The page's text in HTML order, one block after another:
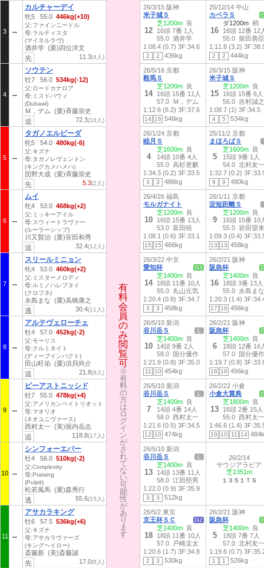
有
料
会
員
の
み
閲
覧
可
※
有
料
の
方
は
ロ
グ
イ
ン
が
さ
れ
て
な
い
可
能
性
が
あ
り
ま
す
3
カルチャーデイ
牝5 55.0 446kg(+10)
父:ファインニードル
母:ラルティスタ
(マイネルラヴ)
酒井学 (栗)四位洋文
11.3(4人)
先
4
ソウテン
牡7 56.0 534kg(-12)
父:ロードカナロア
母:ミスドバウィ
(Dubawi)
Ｍ．デム (栗)斉藤崇史
72.3(16人)
追
5
タガノエルピーダ
牝5 54.0 480kg(-6)
父:キズナ
母:タガノレヴェントン
(キングカメハメハ)
団野大成 (栗)斉藤崇史
5.3(2人)
先
6
ムイ
牝4 53.0 468kg(+2)
父:ミッキーアイル
母:スウィートラヴァー
(ルーラーシップ)
川又賢治 (栗)笹田和秀
32.4(12人)
追
7
スリールミニョン
牝4 53.0 460kg(+2)
父:ミスターメロディ
母:ルミノハレブタイ
(クロフネ)
永島まな (栗)高橋康之
30.4(11人)
逃
8
アルテヴェローチェ
牡4 57.0 452kg(-2)
父:モーリス
母:クルミネイト
(ディープインパクト)
田山旺佑 (栗)須貝尚介
21.8(9人)
追
9
ビーアストニッシド
牡7 55.0 478kg(+4)
父:アメリカンペイトリオット
母:マオリオ
(ネオユニヴァース)
西村太一 (美)堀内岳志
118.8(17人)
追
10
シンフォーエバー
牡4 56.0 510kg(-2)
父:Complexity
母:Praising
(Pulpit)
松若風馬 (栗)森秀行
55.6(15人)
逃
11
アサカラキング
牡6 57.5 536kg(+6)
父:キズナ
母:アサカラヴァーズ
(キングヘイロー)
斎藤新 (美)斎藤誠
17.0(8人)
先
有
料
会
員
の
み
閲
覧
可
※
有
料
の
方
は
ロ
グ
イ
ン
が
さ
れ
て
な
い
可
能
性
が
あ
り
ま
す
26/3/15 阪神
米子城Ｓ
12
芝1200m 良
16頭 7番 1人
55.0 酒井学
1:08.4 (0.7) 3F:34.6
2 2 436kg
25/12/14 中山
カペラＳ
16
ダ1200m 稍
16頭 12番 12
55.0 柴田善臣
1:11.8 (3.2)
2 2 444kg
26/5/16 京都
鞍馬Ｓ
14
芝1200m 良
16頭 15番 11人
57.0 Ｍ．デム
1:12.6 (6.2) 3F:37.6
14 16 546kg
26/3/15 阪神
米子城Ｓ
15
芝1200m 良
16頭 15番 6人
56.0 吉村誠之
1:08.7 (1) 3F:34.5
4 5 534kg
26/1/24 京都
睦月Ｓ
4
芝1600m 良
14頭 10番 4人
55.0 高杉吏麒
1:34.3 (0.2) 3F:33.5
3 3 486kg
25/11/2 京都
まほろばＳ
5
芝1600m 良
15頭 9番 1人
54.0 北村友一
1:32.7 (0.2)
9 9 480kg
26/4/26 福島
モルガナイト
10
芝1200m 良
16頭 15番 13人
53.0 富田暁
1:08.1 (0.6) 3F:33.1
15 15 466kg
26/1/11 京都
淀短距離Ｓ
9
芝1200m 良
16頭 15番 10
55.0 岩田望来
1:09.3 (0.4)
13 13 458kg
26/3/22 中京
愛知杯
G3
14
芝1400m 良
18頭 11番 10人
55.0 丸山元気
1:20.4 (0.8) 3F:34.7
3 3 458kg
26/2/21 阪神
阪急杯
16
芝1400m 良
18頭 3番 13人
55.0 永島まな
1:20.3 (1.4)
17 16 456kg
26/5/10 新潟
谷川岳Ｓ
L
10
芝1400m 良
14頭 9番 2人
58.0 国分優作
1:21.9 (0.8) 3F:35.0
11 10 454kg
26/2/21 阪神
阪急杯
6
芝1400m 良
18頭 12番 16
57.0 国分優作
1:19.7 (0.8)
16 16 456kg
26/5/10 新潟
谷川岳Ｓ
L
7
芝1400m 良
14頭 4番 14人
58.0 西村太一
1:21.6 (0.5) 3F:34.5
12 10 474kg
26/2/22 小倉
小倉大賞典
13
芝1800m 良
16頭 2番 15人
55.0 西村太一
1:46.6 (1.4)
10 10 11 14
26/5/10 新潟
谷川岳Ｓ
L
13
芝1400m 良
14頭 13番 11人
58.0 江田照男
1:22.0 (0.9) 3F:35.9
3 3 512kg
26/2/14
サウジアラビア
芝1351m
１３５１ＴＳ
26/5/2 東京
京王杯ＳＣ
G2
18
芝1400m 良
18頭 11番 10人
57.0 戸崎圭太
1:20.6 (1.7) 3F:34.8
2 3 530kg
26/2/21 阪神
阪急杯
5
芝1400m 良
18頭 7番 7人
57.0 北村友一
1:19.6 (0.7)
1 1 526kg